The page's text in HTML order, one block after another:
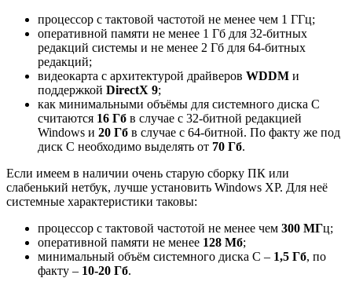
процессор с тактовой частотой не менее чем 1 ГГц;
оперативной памяти не менее 1 Гб для 32-битных
редакций системы и не менее 2 Гб для 64-битных
редакций;
видеокарта с архитектурой драйверов WDDM и
поддержкой DirectX 9;
как минимальными объёмы для системного диска С
считаются 16 Гб в случае с 32-битной редакцией
Windows и 20 Гб в случае с 64-битной. По факту же под
диск С необходимо выделять от 70 Гб.
Если имеем в наличии очень старую сборку ПК или
слабенький нетбук, лучше установить Windows ХР. Для неё
системные характеристики таковы:
процессор с тактовой частотой не менее чем 300 МГц;
оперативной памяти не менее 128 Мб;
минимальный объём системного диска С – 1,5 Гб, по
факту – 10-20 Гб.